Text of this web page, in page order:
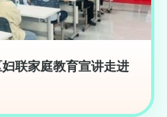
联家庭教育宣讲走进